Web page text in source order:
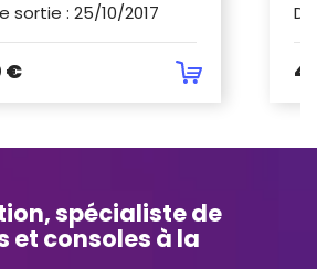
sortie : 25/10/2017
€
spécialiste de
et consoles à la